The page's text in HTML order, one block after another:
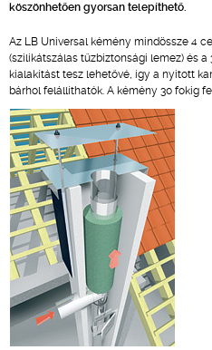
köszönhetően gyorsan telepíthető.
Az LB Universal kémény mindössze 4
(szilikátszálas tűzbiztonsági lemez) és
kialakítást tesz lehetővé, így a nyitott
bárhol felállíthatók. A kémény 30 fokig